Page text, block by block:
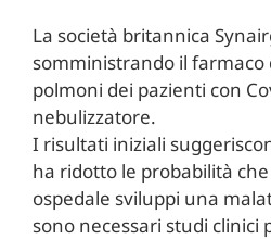
La società britannica
somministrando il
polmoni dei pazienti con
nebulizzatore.
I risultati iniziali
ha ridotto le probabilità
ospedale sviluppi una
sono necessari studi clinici